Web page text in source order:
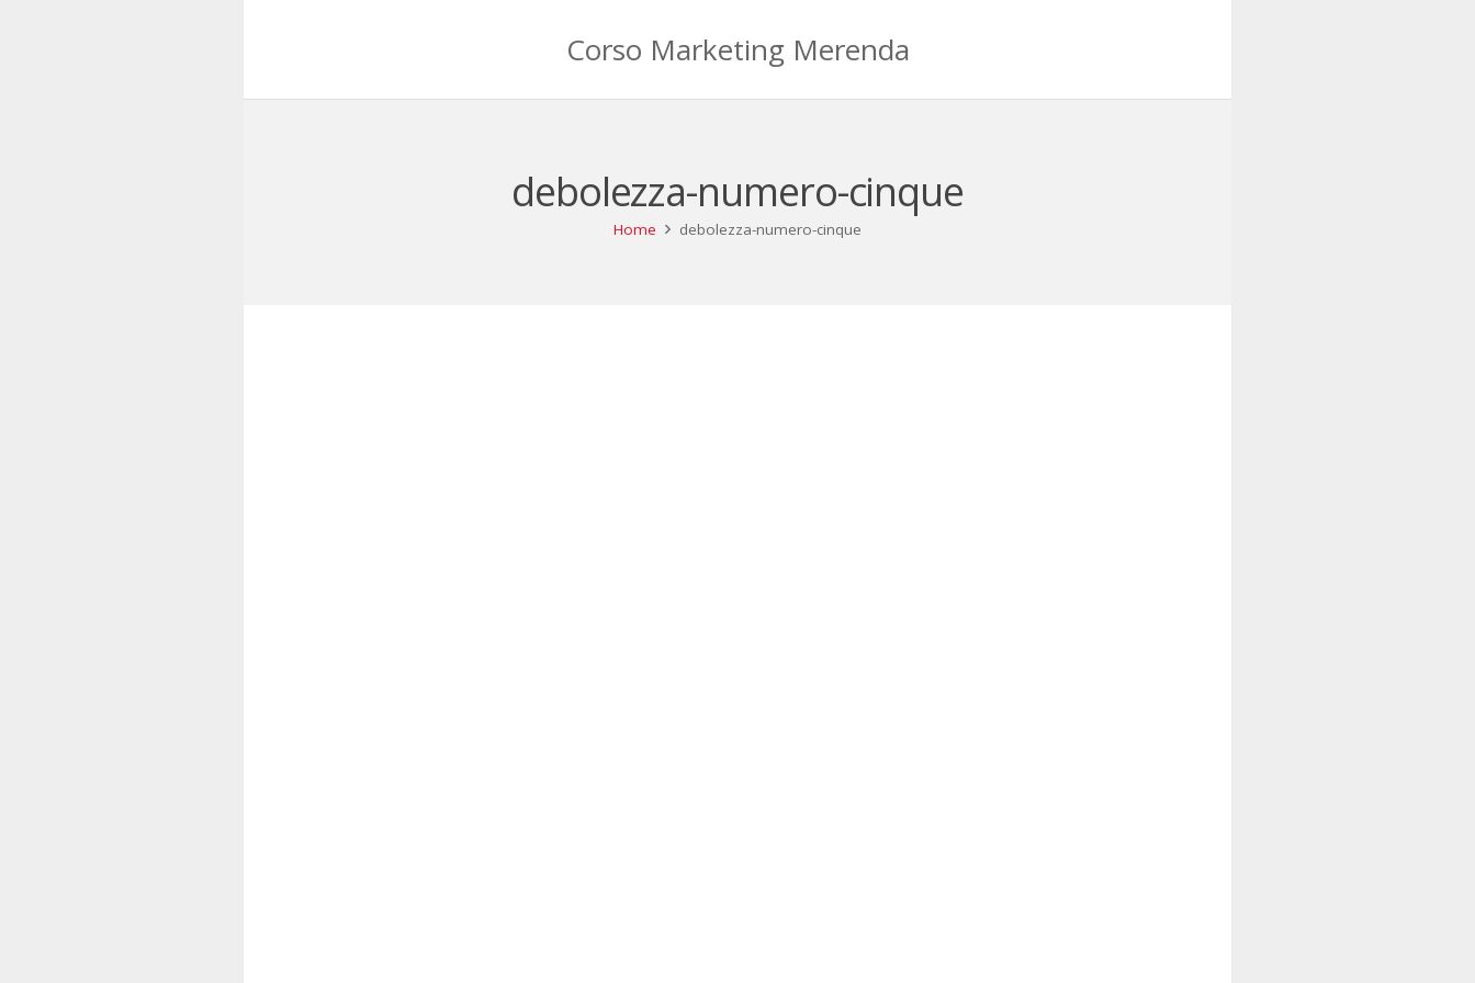
Corso Marketing Merenda
debolezza-numero-cinque
Home debolezza-numero-cinque